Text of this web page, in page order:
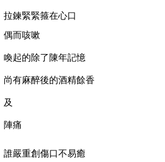
拉鍊緊緊箍在心口
偶而咳嗽
喚起的除了陳年記憶
尚有麻醉後的酒精餘香
及
陣痛
誰嚴重創傷口不易癒